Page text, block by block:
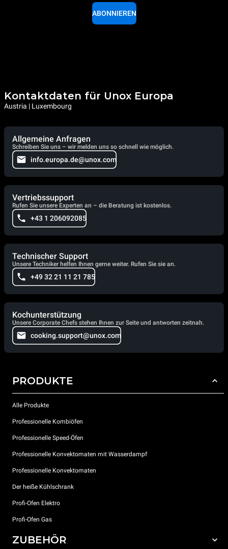
ABONNIEREN
Kontaktdaten für Unox Europa
Austria | Luxembourg
Allgemeine Anfragen
Schreiben Sie uns – wir melden uns so schnell wie möglich.
info.europa.de@unox.com
Vertriebssupport
Rufen Sie unsere Experten an – die Beratung ist kostenlos.
+43 1 206092085
Technischer Support
Unsere Techniker helfen Ihnen gerne weiter. Rufen Sie sie an.
+49 32 21 11 21 785
Kochunterstützung
Unsere Corporate Chefs stehen Ihnen zur Seite und antworten zeitnah.
cooking.support@unox.com
PRODUKTE
Alle Produkte
Professionelle Kombiöfen
Professionelle Speed-Öfen
Professionelle Konvektomaten mit Wasserdampf
Professionelle Konvektomaten
Der heiße Kühlschrank
Profi-Ofen Elektro
Profi-Ofen Gas
ZUBEHÖR